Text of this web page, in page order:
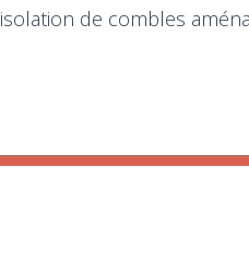
de combles